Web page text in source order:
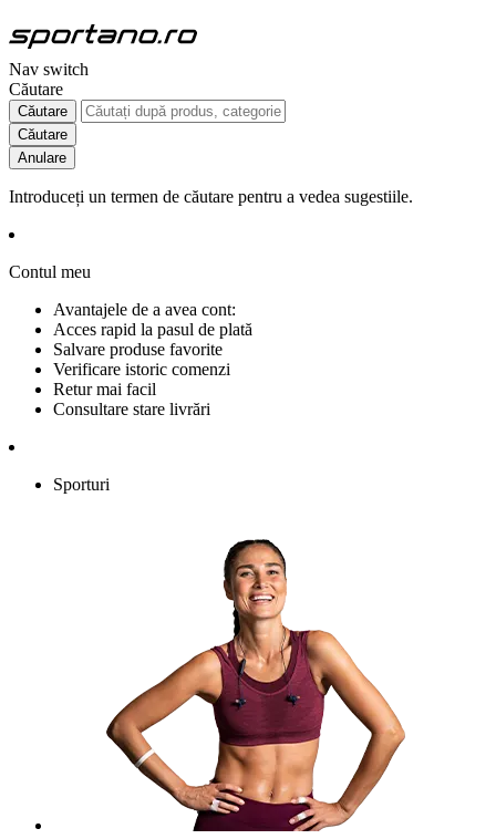
Nav switch
Căutare
Căutare
Căutare
Anulare
Introduceți un termen de căutare pentru a vedea sugestiile.
Contul meu
Avantajele de a avea cont:
Acces rapid la pasul de plată
Salvare produse favorite
Verificare istoric comenzi
Retur mai facil
Consultare stare livrări
Sporturi